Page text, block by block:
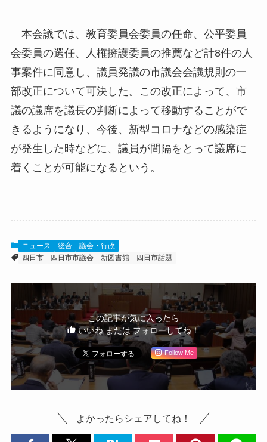
本会議では、教育委員会委員の任命、公平委員
会委員の選任、人権擁護委員の推薦など計8件の人
事案件に同意し、議員発議の市議会会議規則の一
部改正について可決した。この改正によって、市
議の議席を議長の判断によって移動することがで
きるようになり、今後、新型コロナなどの感染症
が発生した時などに、議員が間隔をとって議席に
着くことが可能になるという。
ニュース 総合
議会・行政
四日市
四日市市議会 新図書館 四日市話題
この記事が気に入ったら
いいね または フォローしてね！
Follow Me
よかったらシェアしてね！